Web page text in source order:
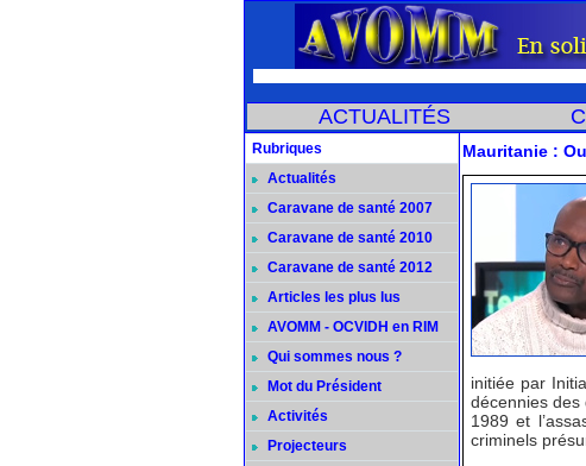
ACTUALITÉS
Rubriques
Actualités
Caravane de santé 2007
Caravane de santé 2010
Caravane de santé 2012
Articles les plus lus
AVOMM - OCVIDH en RIM
Qui sommes nous ?
Mot du Président
Activités
Projecteurs
Mauritanie :
initiée par
décennies des
1989 et
criminels